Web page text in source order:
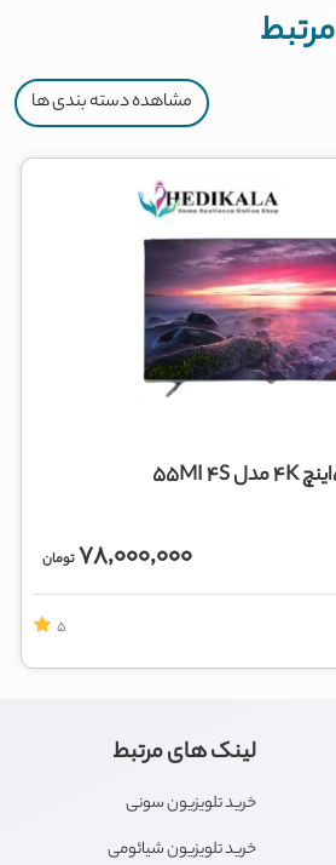
مرتبط
مشاهده دسته بندی ها
78,000,000 تومان
5
لینک های مرتبط
خرید تلویزیون سونی
خرید تلویزیون شیائومی